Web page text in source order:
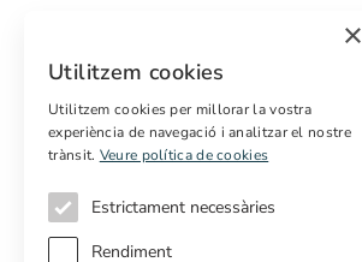
Marketing digital
Compradors internacionals
Propietats off-market
×
Utilitzem cookies
Utilitzem cookies per millorar la vostra
experiència de navegació i analitzar el nostre
trànsit. Veure política de cookies
Estrictament necessàries
Rendiment